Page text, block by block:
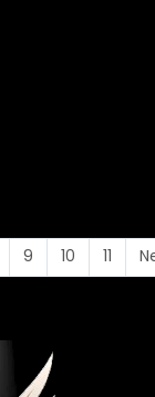
9 10 11